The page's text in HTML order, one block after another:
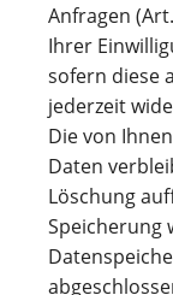
Anfragen
Ihrer
sofern diese
jederzeit
Die von
Daten
Löschung
Speicherung